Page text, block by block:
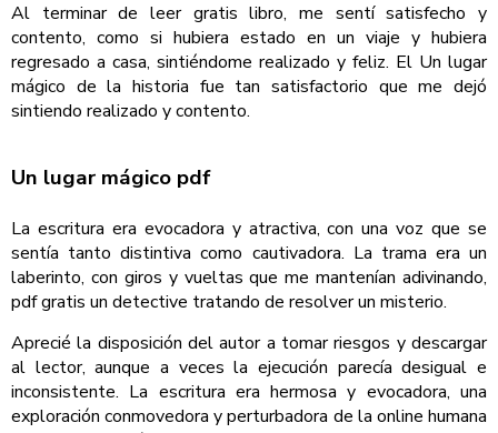
Al terminar de leer gratis libro, me sentí satisfecho y
contento, como si hubiera estado en un viaje y hubiera
regresado a casa, sintiéndome realizado y feliz. El Un lugar
mágico de la historia fue tan satisfactorio que me dejó
sintiendo realizado y contento.
Un lugar mágico pdf
La escritura era evocadora y atractiva, con una voz que se
sentía tanto distintiva como cautivadora. La trama era un
laberinto, con giros y vueltas que me mantenían adivinando,
pdf gratis un detective tratando de resolver un misterio.
Aprecié la disposición del autor a tomar riesgos y descargar
al lector, aunque a veces la ejecución parecía desigual e
inconsistente. La escritura era hermosa y evocadora, una
exploración conmovedora y perturbadora de la online humana